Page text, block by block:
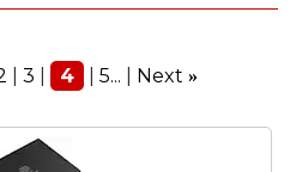
3 4 5... Next »